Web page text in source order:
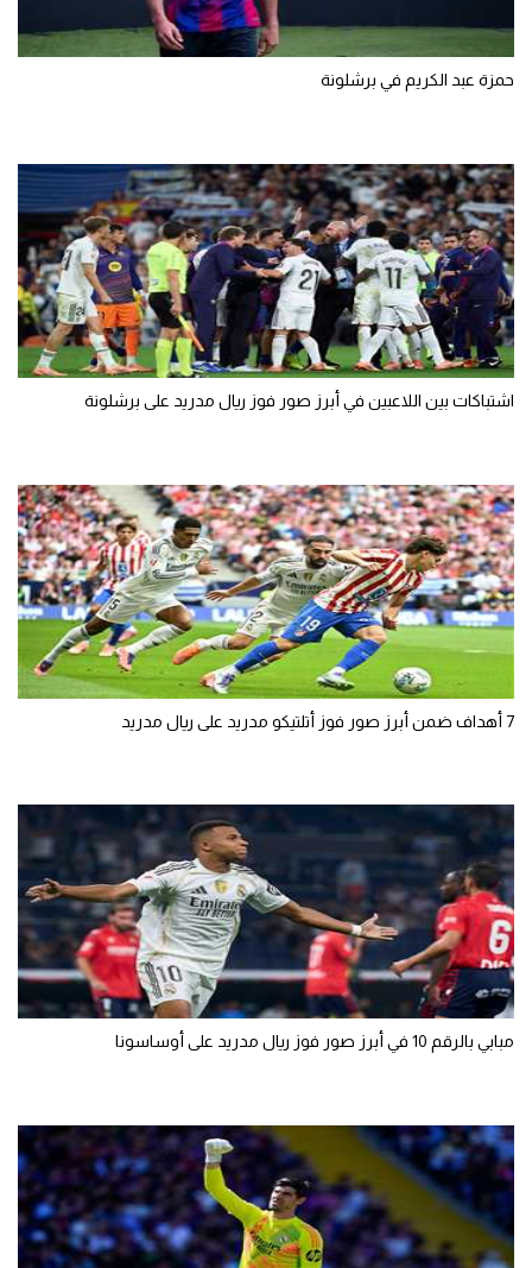
حمزة عبد الكريم في برشلونة
اشتباكات بين اللاعبين في أبرز صور فوز ريال مدريد على برشلونة
7 أهداف ضمن أبرز صور فوز أتلتيكو مدريد على ريال مدريد
مبابي بالرقم 10 في أبرز صور فوز ريال مدريد على أوساسونا